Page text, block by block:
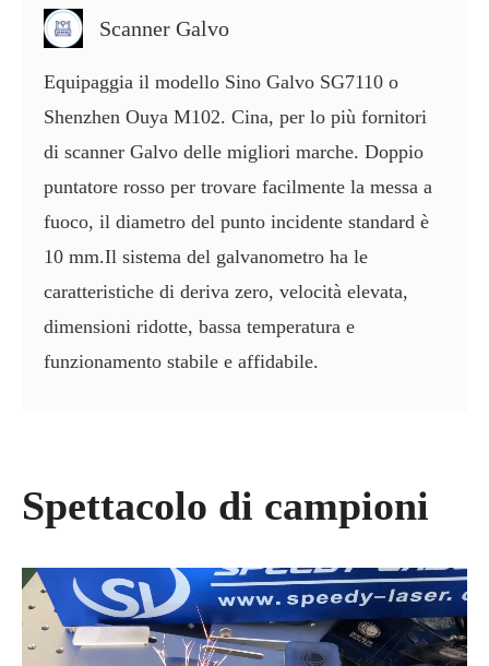
Scanner Galvo
Equipaggia il modello Sino Galvo SG7110 o
Shenzhen Ouya M102. Cina, per lo più fornitori
di scanner Galvo delle migliori marche. Doppio
puntatore rosso per trovare facilmente la messa a
fuoco, il diametro del punto incidente standard è
10 mm.Il sistema del galvanometro ha le
caratteristiche di deriva zero, velocità elevata,
dimensioni ridotte, bassa temperatura e
funzionamento stabile e affidabile.
Spettacolo di campioni